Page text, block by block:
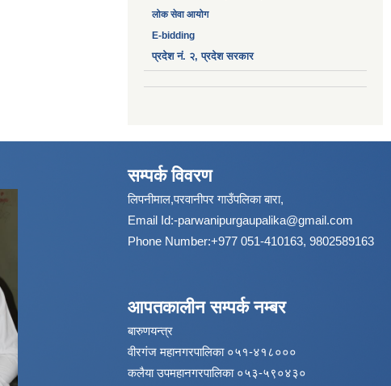
लोक सेवा आयोग
E-bidding
प्रदेश नं. २, प्रदेश सरकार
सम्पर्क विवरण
लिपनीमाल,परवानीपर गाउँपलिका बारा,
Email Id:-parwanipurgaupalika@gmail.com
Phone Number:+977 051-410163, 9802589163
आपतकालीन सम्पर्क नम्बर
बारुणयन्त्र
वीरगंज महानगरपालिका ०५१-४१८०००
कलैया उपमहानगरपालिका ०५३-५९०४३०